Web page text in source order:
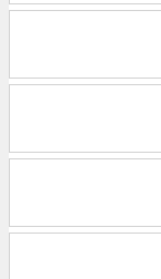
刘女士 2年 其它
王女士
1年 硕士
不限